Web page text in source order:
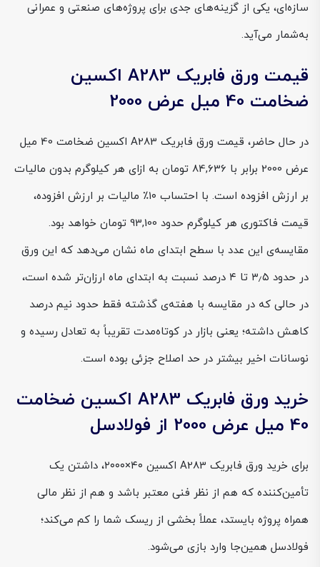
سازه‌ای، یکی از گزینه‌های جدی برای پروژه‌های صنعتی و عمرانی
به‌شمار می‌آید.
قیمت ورق فابریک A283 اکسین
ضخامت 40 میل عرض 2000
در حال حاضر، قیمت ورق فابریک A283 اکسین ضخامت 40 میل
عرض 2000 برابر با 84,636 تومان به ازای هر کیلوگرم بدون مالیات
بر ارزش افزوده است. با احتساب ۱۰٪ مالیات بر ارزش افزوده،
قیمت فاکتوری هر کیلوگرم حدود 93,100 تومان خواهد بود.
مقایسه‌ی این عدد با سطح ابتدای ماه نشان می‌دهد که این ورق
در حدود ۳٫۵ تا ۴ درصد نسبت به ابتدای ماه ارزان‌تر شده است،
در حالی که در مقایسه با هفته‌ی گذشته فقط حدود نیم درصد
کاهش داشته؛ یعنی بازار در کوتاه‌مدت تقریباً به تعادل رسیده و
نوسانات اخیر بیشتر در حد اصلاح جزئی بوده است.
خرید ورق فابریک A283 اکسین ضخامت
40 میل عرض 2000 از فولادسل
برای خرید ورق فابریک A283 اکسین ۴۰×۲۰۰۰، داشتن یک
تأمین‌کننده که هم از نظر فنی معتبر باشد و هم از نظر مالی
همراه پروژه بایستد، عملاً بخشی از ریسک شما را کم می‌کند؛
فولادسل همین‌جا وارد بازی می‌شود.